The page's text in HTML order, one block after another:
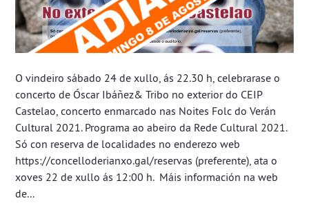
O vindeiro sábado 24 de xullo, ás 22.30 h, celebrarase o
concerto de Óscar Ibáñez& Tribo no exterior do CEIP
Castelao, concerto enmarcado nas Noites Folc do Verán
Cultural 2021. Programa ao abeiro da Rede Cultural 2021.
Só con reserva de localidades no enderezo web
https://concelloderianxo.gal/reservas (preferente), ata o
xoves 22 de xullo ás 12:00 h. ​​​​​​ Máis información na web
de...